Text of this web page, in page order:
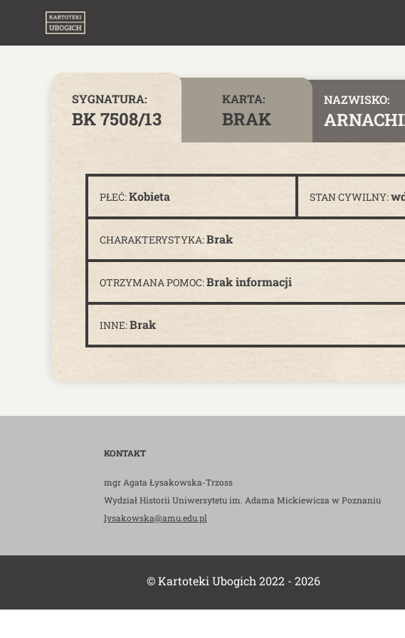
SYGNATURA:
BK 7508/13
KARTA:
BRAK
NAZWISKO:
PŁEĆ:Kobieta STAN CYWILNY:
CHARAKTERYSTYKA:Brak
OTRZYMANA POMOC:Brak informacji
INNE:Brak
KONTAKT
mgr Agata Łysakowska-Trzoss
Wydział Historii Uniwersytetu im. Adama Mickiewicza w Poznaniu
lysakowska@amu.edu.pl
© Kartoteki Ubogich 2022 - 2026